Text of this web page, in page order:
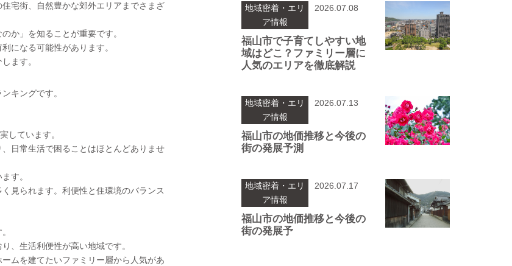
宅街、自然豊かな郊外エリアまでさまざ
か」を知ることが重要です。
になる可能性があります。
ます。
キングです。
しています。
日常生活で困ることはほとんどありませ
す。
見られます。利便性と住環境のバランス
、生活利便性が高い地域です。
ムを建てたいファミリー層から人気があ
地域密着・エリ
ア情報
2026.07.08
福山市で子育てしやすい地
域はどこ？ファミリー層に
人気のエリアを徹底解説
地域密着・エリ
ア情報
2026.07.13
福⼭市の地価推移と今後の
街の発展予測
地域密着・エリ
ア情報
2026.07.17
福⼭市の地価推移と今後の
街の発展予